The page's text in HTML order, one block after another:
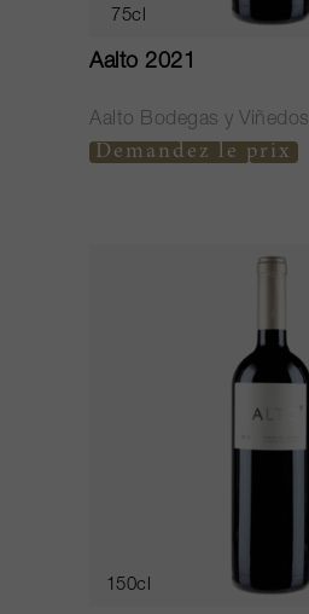
75cl
Aalto 2021
Aalto Bodegas y Viñedos
Demandez le prix
150cl